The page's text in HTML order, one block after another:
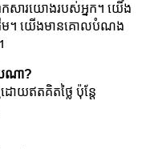
សារយោងរបស់អ្នក។ យើង
ើម។ យើងមានគោលបំណង
ណា?
ោយឥតគិតថ្លៃ ប៉ុន្តែ